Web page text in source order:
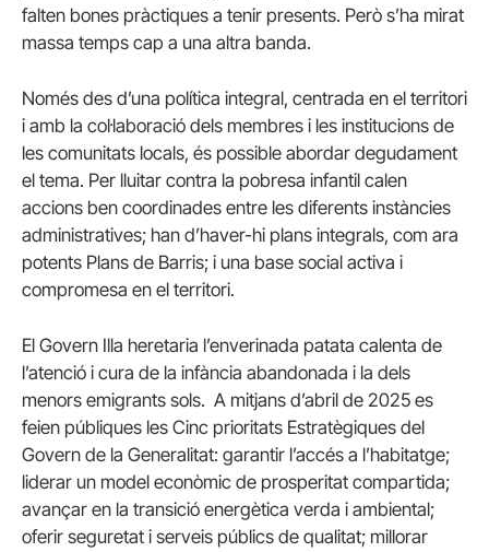
falten bones pràctiques a tenir presents. Però s’ha mirat
massa temps cap a una altra banda.
Només des d’una política integral, centrada en el territori
i amb la col·laboració dels membres i les institucions de
les comunitats locals, és possible abordar degudament
el tema. Per lluitar contra la pobresa infantil calen
accions ben coordinades entre les diferents instàncies
administratives; han d’haver-hi plans integrals, com ara
potents Plans de Barris; i una base social activa i
compromesa en el territori.
El Govern Illa heretaria l’enverinada patata calenta de
l’atenció i cura de la infància abandonada i la dels
menors emigrants sols. A mitjans d’abril de 2025 es
feien públiques les Cinc prioritats Estratègiques del
Govern de la Generalitat: garantir l’accés a l’habitatge;
liderar un model econòmic de prosperitat compartida;
avançar en la transició energètica verda i ambiental;
oferir seguretat i serveis públics de qualitat; millorar